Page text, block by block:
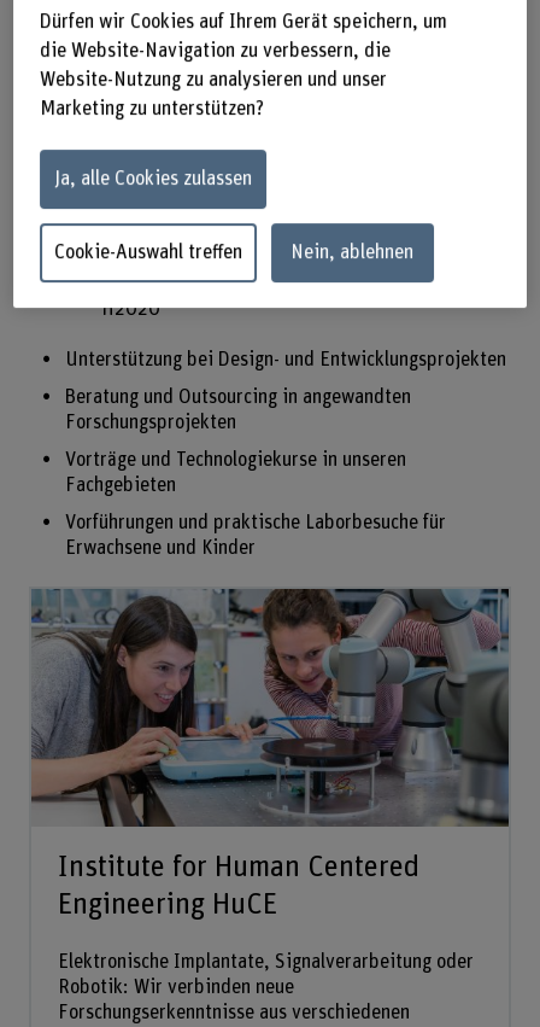
Schweizer Industrie
Direkte Finanzierung
Co-Finanzierung durch Innosuisse
Innovations- und Forschungsprojekte für die
internationale Industrie
Direkte Finanzierung
Co-Finanzierung durch Eurostars, Eureka, EU
H2020
Unterstützung bei Design- und Entwicklungsprojekten
Beratung und Outsourcing in angewandten
Forschungsprojekten
Vorträge und Technologiekurse in unseren
Fachgebieten
Vorführungen und praktische Laborbesuche für
Erwachsene und Kinder
Institute for Human Centered
Engineering HuCE
Elektronische Implantate, Signalverarbeitung oder
Robotik: Wir verbinden neue
Forschungserkenntnisse aus verschiedenen
Dürfen wir Cookies auf Ihrem Gerät speichern, um
die Website-Navigation zu verbessern, die
Website-Nutzung zu analysieren und unser
Marketing zu unterstützen?
Ja, alle Cookies zulassen
Cookie-Auswahl treffen Nein, ablehnen